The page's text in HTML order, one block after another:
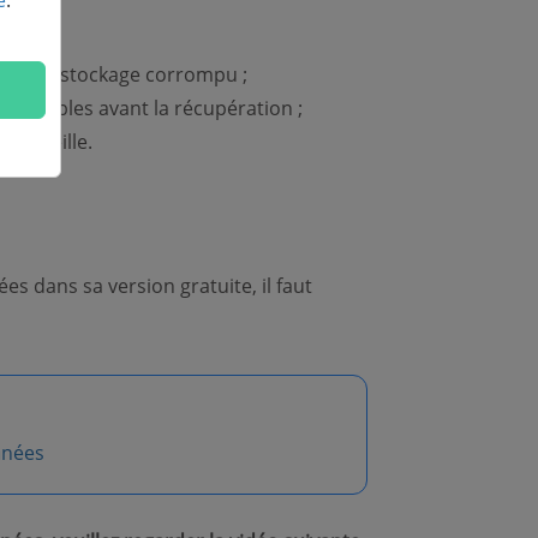
de stockage corrompu ;
avant la récupération ;
corbeille.
dans sa version gratuite, il faut